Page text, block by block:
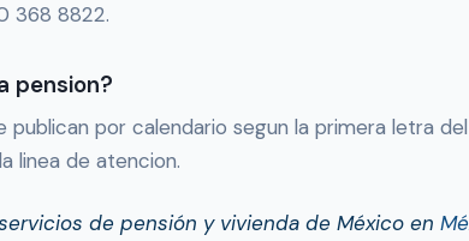
368 8822.
pension?
publican por calendario segun la primera letra
linea de atencion.
de pensión y vivienda de México en